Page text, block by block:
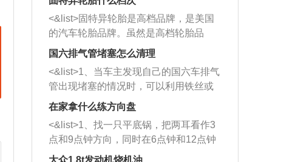
<&list>固特异轮胎是高档品牌，是美国
的汽车轮胎品牌。虽然是高档轮胎品
牌，但是中高低端的轮胎都有生产，这
也是为了更好的开拓市场。
国六排气管堵塞怎么清理
<&list>1、当车主发现自己的国六车排气
管出现堵塞的情况时，可以利用铁丝或
者是细棍，直接将杂物给取出来，如果
堵塞情况比较严重，也可以采取应急措
施。 <&list>2、直接利用木棍将所有的
杂物推到排气管里面的位置处，然后将
三元催化器拆解开，就可以将堵塞的东
在家拿什么练方向盘
<&list>1、找一只平底锅，把两耳看作3
点和9点钟方向，同时在6点钟和12点钟
方向做一个标记。 <&list>2、双手握住
大众1.8t发动机烧机油